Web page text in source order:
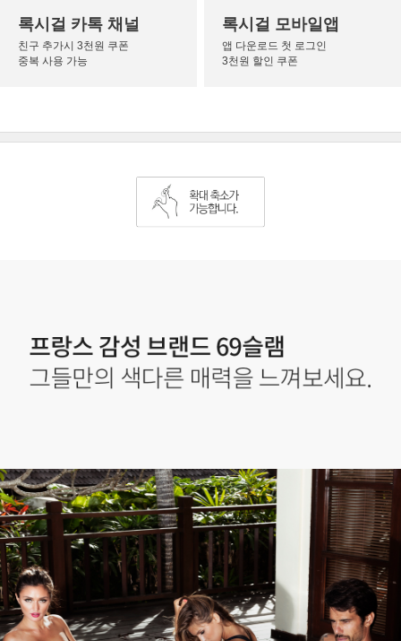
록시걸 카톡 채널
친구 추가시 3천원 쿠폰
중복 사용 가능
록시걸 모바일앱
앱 다운로드 첫 로그인
3천원 할인 쿠폰